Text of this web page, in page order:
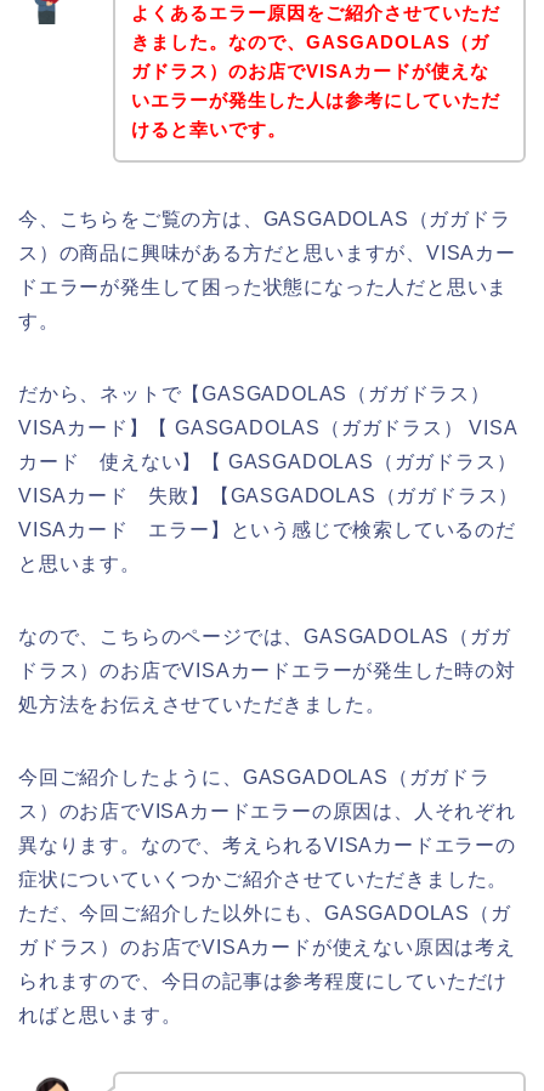
よくあるエラー原因をご紹介させていただ
きました。なので、GASGADOLAS（ガ
ガドラス）のお店でVISAカードが使えな
いエラーが発生した人は参考にしていただ
けると幸いです。
今、こちらをご覧の方は、GASGADOLAS（ガガドラ
ス）の商品に興味がある方だと思いますが、VISAカー
ドエラーが発生して困った状態になった人だと思いま
す。
だから、ネットで【GASGADOLAS（ガガドラス）
VISAカード】【 GASGADOLAS（ガガドラス） VISA
カード 使えない】【 GASGADOLAS（ガガドラス）
VISAカード 失敗】【GASGADOLAS（ガガドラス）
VISAカード エラー】という感じで検索しているのだ
と思います。
なので、こちらのページでは、GASGADOLAS（ガガ
ドラス）のお店でVISAカードエラーが発生した時の対
処方法をお伝えさせていただきました。
今回ご紹介したように、GASGADOLAS（ガガドラ
ス）のお店でVISAカードエラーの原因は、人それぞれ
異なります。なので、考えられるVISAカードエラーの
症状についていくつかご紹介させていただきました。
ただ、今回ご紹介した以外にも、GASGADOLAS（ガ
ガドラス）のお店でVISAカードが使えない原因は考え
られますので、今日の記事は参考程度にしていただけ
ればと思います。